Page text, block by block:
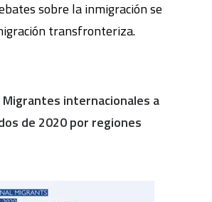
sobre la inmigración se
transfronteriza.
Migrantes internacionales a
de 2020 por regiones